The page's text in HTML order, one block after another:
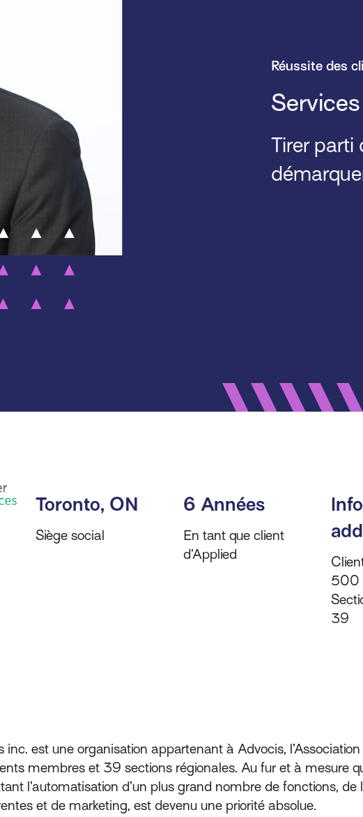
Réussite des
Tirer parti
Toronto, ON
Siège social
6 Années
En tant que client
d’Applied
500
39
est une organisation appartenant à Advocis,
membres et 39 sections régionales. Au fur et à mesure
l’automatisation d’un plus grand nombre de fonctions,
et de marketing, est devenu une priorité absolue.